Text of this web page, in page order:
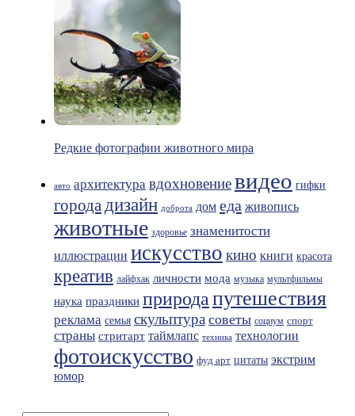
Редкие фотографии животного мира
авто архитектура вдохновениевидео гифки
города дизайн доброта дом еда живопись
животные здоровье знаменитости
иллюстрации искусство кино книги красота
креатив лайфхак личности мода музыка мультфильмы
наука праздники природа путешествия
реклама семья скульптура советы социум спорт
страны стритарт таймлапс техника технологии
фотоискусство фуд арт цитаты экстрим
юмор